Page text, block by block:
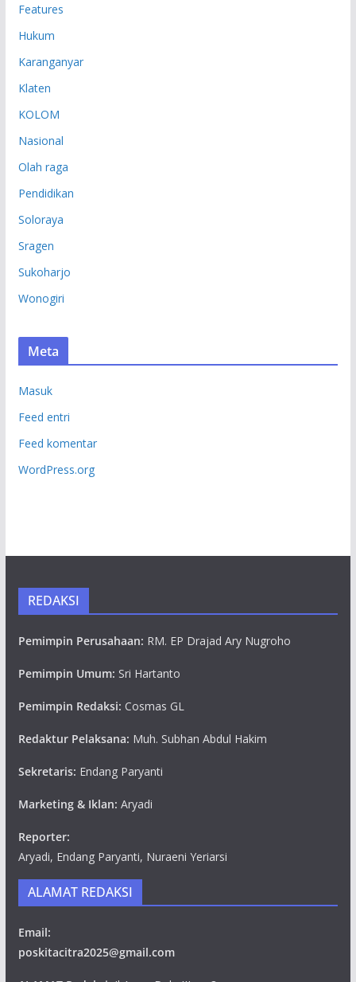
Features
Hukum
Karanganyar
Klaten
KOLOM
Nasional
Olah raga
Pendidikan
Soloraya
Sragen
Sukoharjo
Wonogiri
Meta
Masuk
Feed entri
Feed komentar
WordPress.org
REDAKSI
Pemimpin Perusahaan: RM. EP Drajad Ary Nugroho
Pemimpin Umum: Sri Hartanto
Pemimpin Redaksi: Cosmas GL
Redaktur Pelaksana: Muh. Subhan Abdul Hakim
Sekretaris: Endang Paryanti
Marketing & Iklan: Aryadi
Reporter:
Aryadi, Endang Paryanti, Nuraeni Yeriarsi
ALAMAT REDAKSI
Email:
poskitacitra2025@gmail.com